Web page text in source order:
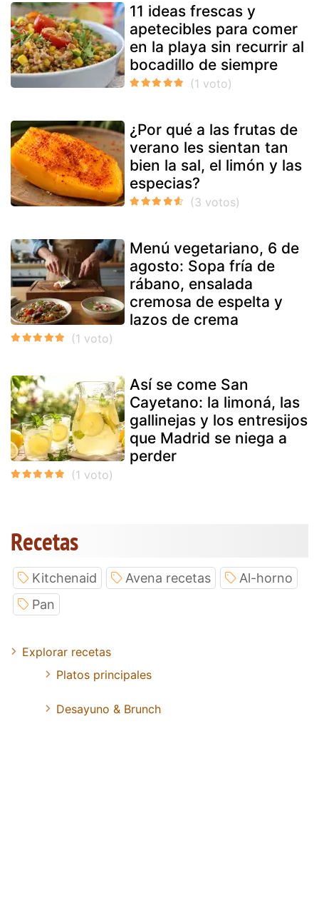
11 ideas frescas y
apetecibles para comer
en la playa sin recurrir al
bocadillo de siempre
¿Por qué a las frutas de
verano les sientan tan
bien la sal, el limón y las
especias?
Menú vegetariano, 6 de
agosto: Sopa fría de
rábano, ensalada
cremosa de espelta y
lazos de crema
Así se come San
Cayetano: la limoná, las
gallinejas y los entresijos
que Madrid se niega a
perder
Recetas
Kitchenaid Avena recetas
Al-horno
Pan
Explorar recetas
Platos principales
Desayuno & Brunch